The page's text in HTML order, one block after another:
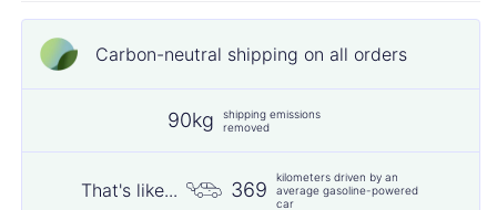
Carbon-neutral shipping on all orders
90kg
shipping emissions
removed
That's like... 369
kilometers driven by an
average gasoline-powered
car